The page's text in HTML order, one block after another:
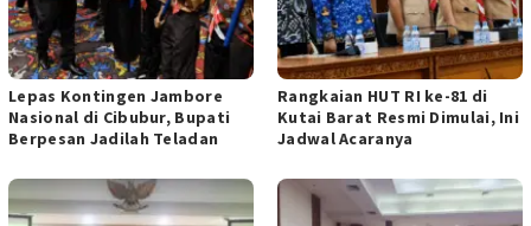
Lepas Kontingen Jambore
Nasional di Cibubur, Bupati
Berpesan Jadilah Teladan
Rangkaian HUT RI ke-81 di
Kutai Barat Resmi Dimulai, Ini
Jadwal Acaranya